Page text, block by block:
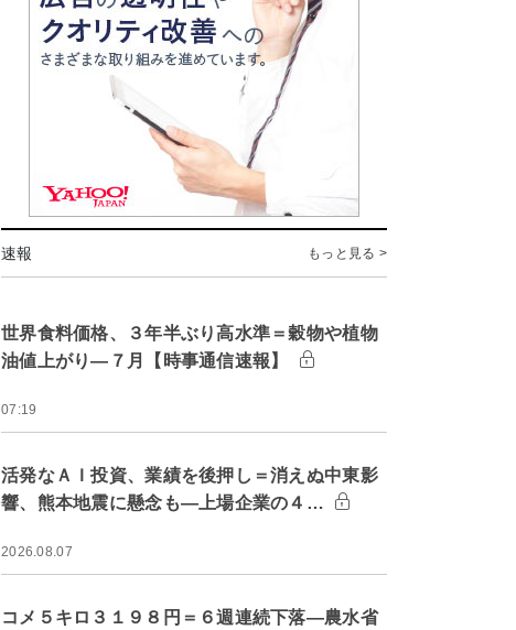
速報 もっと見る >
世界食料価格、３年半ぶり高水準＝穀物や植物
油値上がり―７月【時事通信速報】
07:19
活発なＡＩ投資、業績を後押し＝消えぬ中東影
響、熊本地震に懸念も―上場企業の４…
2026.08.07
コメ５キロ３１９８円＝６週連続下落―農水省